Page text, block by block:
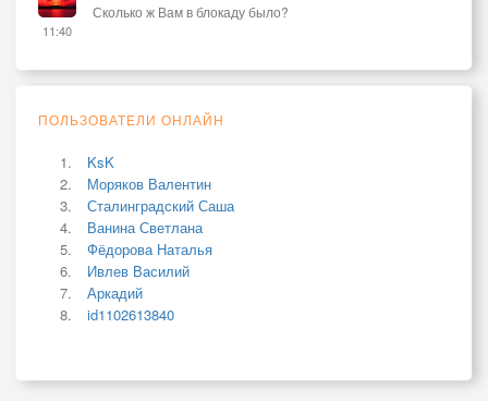
11:40
Сколько ж Вам в блокаду было?
ПОЛЬЗОВАТЕЛИ ОНЛАЙН
KsK
Моряков Валентин
Сталинградский Саша
Ванина Светлана
Фёдорова Наталья
Ивлев Василий
Аркадий
id1102613840